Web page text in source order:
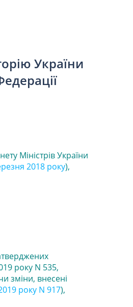
України
Міністрів України
2018 року),
року N 535,
зміни, внесені
року N 917),